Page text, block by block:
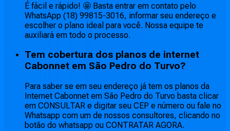
É fácil e rápido! 🤩 Basta entrar em contato pelo
WhatsApp (18) 99815-3016, informar seu endereço e
escolher o plano ideal para você. Nossa equipe te
auxiliará em todo o processo.
Tem cobertura dos planos de internet
Cabonnet em São Pedro do Turvo?
Para saber se em seu endereço já tem os planos da
Internet Cabonnet em São Pedro do Turvo basta clicar
em CONSULTAR e digitar seu CEP e número ou fale no
Whatsapp com um de nossos consultores, clicando no
botão do whatsapp ou CONTRATAR AGORA.